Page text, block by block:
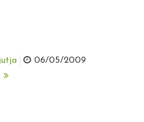
jutja 06/05/2009